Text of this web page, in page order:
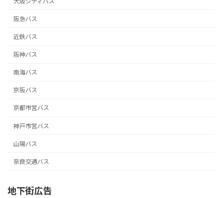
阪急バス
近鉄バス
阪神バス
南海バス
京阪バス
京都市営バス
神戸市営バス
山陽バス
奈良交通バス
地下街広告